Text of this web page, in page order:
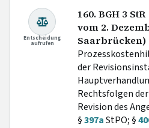
Entscheidung
aufrufen
160. BGH 3
vom 2.
Saarbrücken)
der
Rechtsfolgen
Revision des
§397aStPO; §